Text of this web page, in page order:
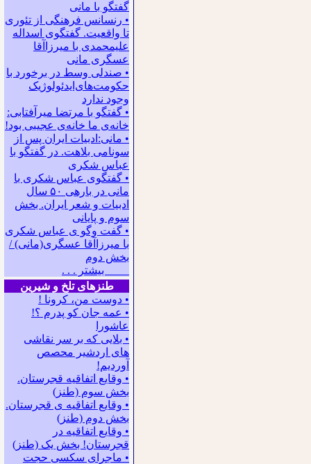
گفتگو با ﻣﺎﻧﻰ
• رنسانس فرهنگی ‌از تئوری
‌تا واقعیت. گفتگوی اسداله
علیمحمدی با میرزاآقا
عسگری ‌مانی
• صندلی وسط در برخورد با
حکومت‌های‌ایدئولوژیک
وجود ندارد
• گفتگو با مرتضا میرآفتابی:
ﺧﺎﻧﻪﻯ ﻣﺎ ﺧﺎﻧﻪﻯ ﻋﺠﻴﺒﻰ ﺑﻮﺩ!
• مانی:ادبیات ایران پس از
سونامی بلاهت. در گفتگو با
عباس شکری
• گفتگوی عباس شکری با
مانی در باره‍ی ۵۰ سال
ادبیات و شعر ایران. بخش
سوم و پایانی
• گفت وگو ی عباس شکری
با میرزاآقا عسگری(مانی) /
بخش دوم
بیشتر . . .
طنزهای تلخ و شیرین
• دوست من، کرونا !
• ﻋﻤﻪ ﺟﺎﻥ ﻛﻮ ﭘﺪﺭﻡ ؟!
عاشورا
• بلایی که بر سر نقاشی
های اردشیر محصص
آوردیم!
• وقایع اتفاقیه قجرستان.
بخش سوم (طنز)
• وقایع اتفاقیه ی قجرستان.
بخش دوم (طنز)
• وقایع اتفاقیه در
قجرستان! بخش یک (طنز)
• ماجرای سکسی حجت